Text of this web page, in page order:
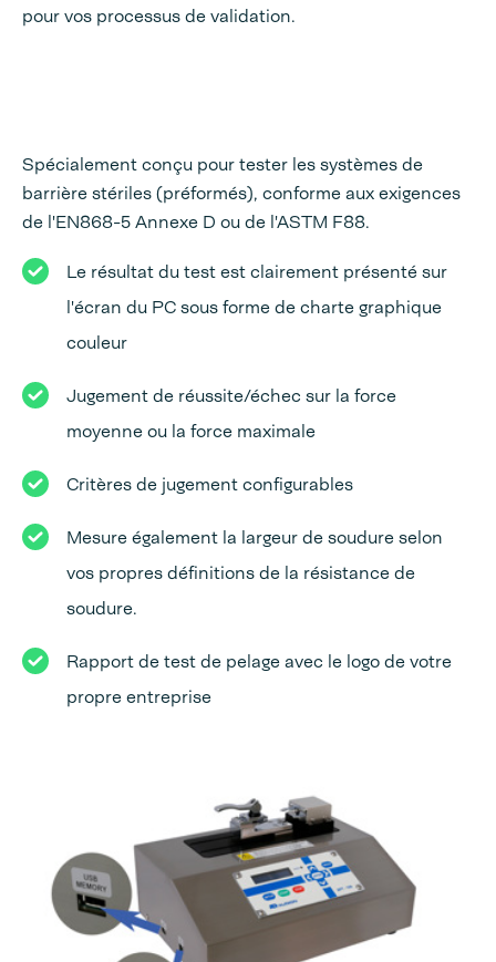
pour vos processus de validation.
Spécialement conçu pour tester les systèmes de
barrière stériles (préformés), conforme aux exigences
de l'EN868-5 Annexe D ou de l'ASTM F88.
Le résultat du test est clairement présenté sur
l'écran du PC sous forme de charte graphique
couleur
Jugement de réussite/échec sur la force
moyenne ou la force maximale
Critères de jugement configurables
Mesure également la largeur de soudure selon
vos propres définitions de la résistance de
soudure.
Rapport de test de pelage avec le logo de votre
propre entreprise